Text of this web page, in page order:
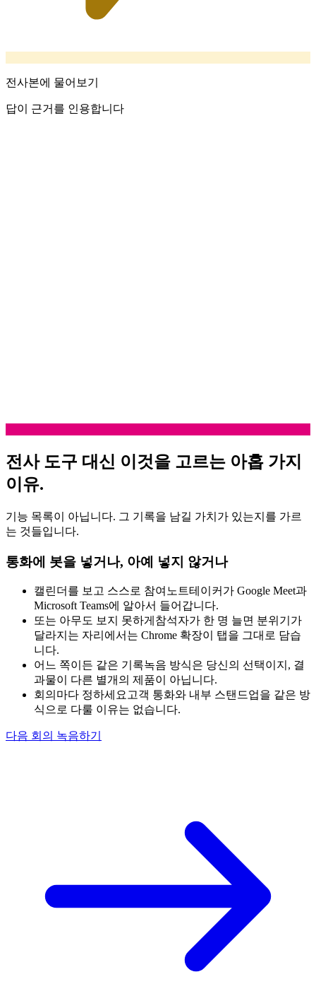
전사본에 물어보기
답이 근거를 인용합니다
전사 도구 대신 이것을 고르는 아홉 가지
이유.
기능 목록이 아닙니다. 그 기록을 남길 가치가 있는지를 가르
는 것들입니다.
통화에 봇을 넣거나, 아예 넣지 않거나
캘린더를 보고 스스로 참여 노트테이커가 Google Meet과
Microsoft Teams에 알아서 들어갑니다.
또는 아무도 보지 못하게 참석자가 한 명 늘면 분위기가
달라지는 자리에서는 Chrome 확장이 탭을 그대로 담습
니다.
어느 쪽이든 같은 기록녹음 방식은 당신의 선택이지, 결
과물이 다른 별개의 제품이 아닙니다.
회의마다 정하세요 고객 통화와 내부 스탠드업을 같은 방
식으로 다룰 이유는 없습니다.
다음 회의 녹음하기